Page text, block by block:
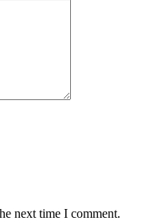
next time I comment.